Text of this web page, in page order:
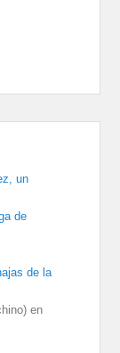
un
de
de la
en